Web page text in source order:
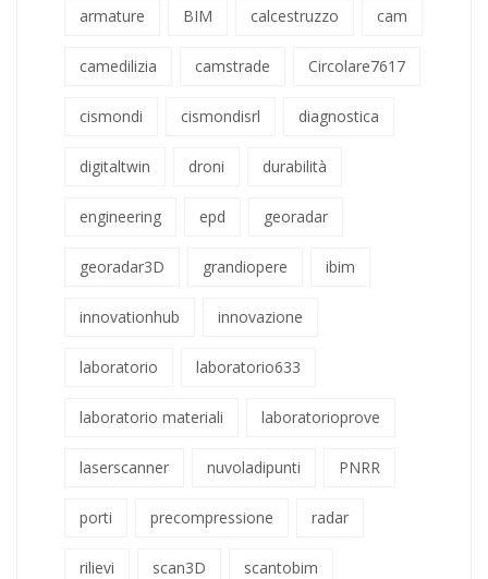
armature BIM calcestruzzo cam
camedilizia camstrade Circolare7617
cismondi cismondisrl diagnostica
digitaltwin droni durabilità
engineering epd georadar
georadar3D grandiopere ibim
innovationhub innovazione
laboratorio laboratorio633
laboratorio materiali laboratorioprove
laserscanner nuvoladipunti PNRR
porti precompressione radar
rilievi scan3D scantobim